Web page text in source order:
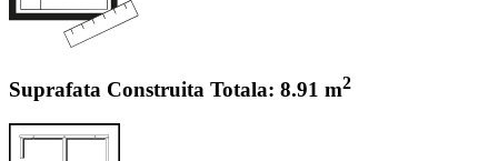
Suprafata Construita Totala: 8.91 m2